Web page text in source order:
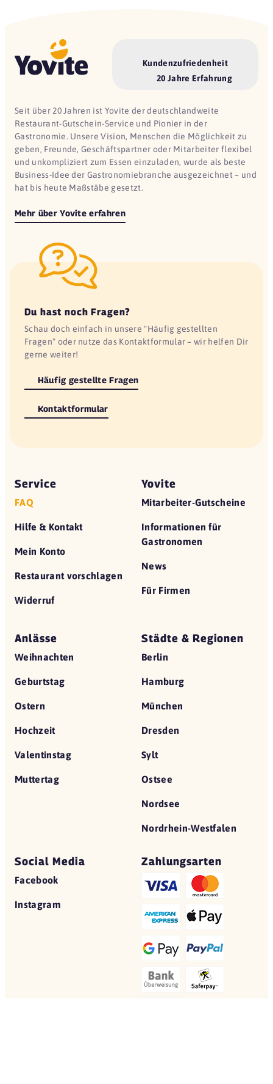
Kundenzufriedenheit
20 Jahre Erfahrung
Seit über 20 Jahren ist Yovite der deutschlandweite
Restaurant-Gutschein-Service und Pionier in der
Gastronomie. Unsere Vision, Menschen die Möglichkeit zu
geben, Freunde, Geschäftspartner oder Mitarbeiter flexibel
und unkompliziert zum Essen einzuladen, wurde als beste
Business-Idee der Gastronomiebranche ausgezeichnet – und
hat bis heute Maßstäbe gesetzt.
Mehr über Yovite erfahren
Du hast noch Fragen?
Schau doch einfach in unsere "Häufig gestellten
Fragen" oder nutze das Kontaktformular – wir helfen Dir
gerne weiter!
Häufig gestellte Fragen
Kontaktformular
Service
FAQ
Hilfe & Kontakt
Mein Konto
Restaurant vorschlagen
Widerruf
Yovite
Mitarbeiter-Gutscheine
Informationen für
Gastronomen
News
Für Firmen
Anlässe
Weihnachten
Geburtstag
Ostern
Hochzeit
Valentinstag
Muttertag
Städte & Regionen
Berlin
Hamburg
München
Dresden
Sylt
Ostsee
Nordsee
Nordrhein-Westfalen
Social Media
Facebook
Instagram
Zahlungsarten